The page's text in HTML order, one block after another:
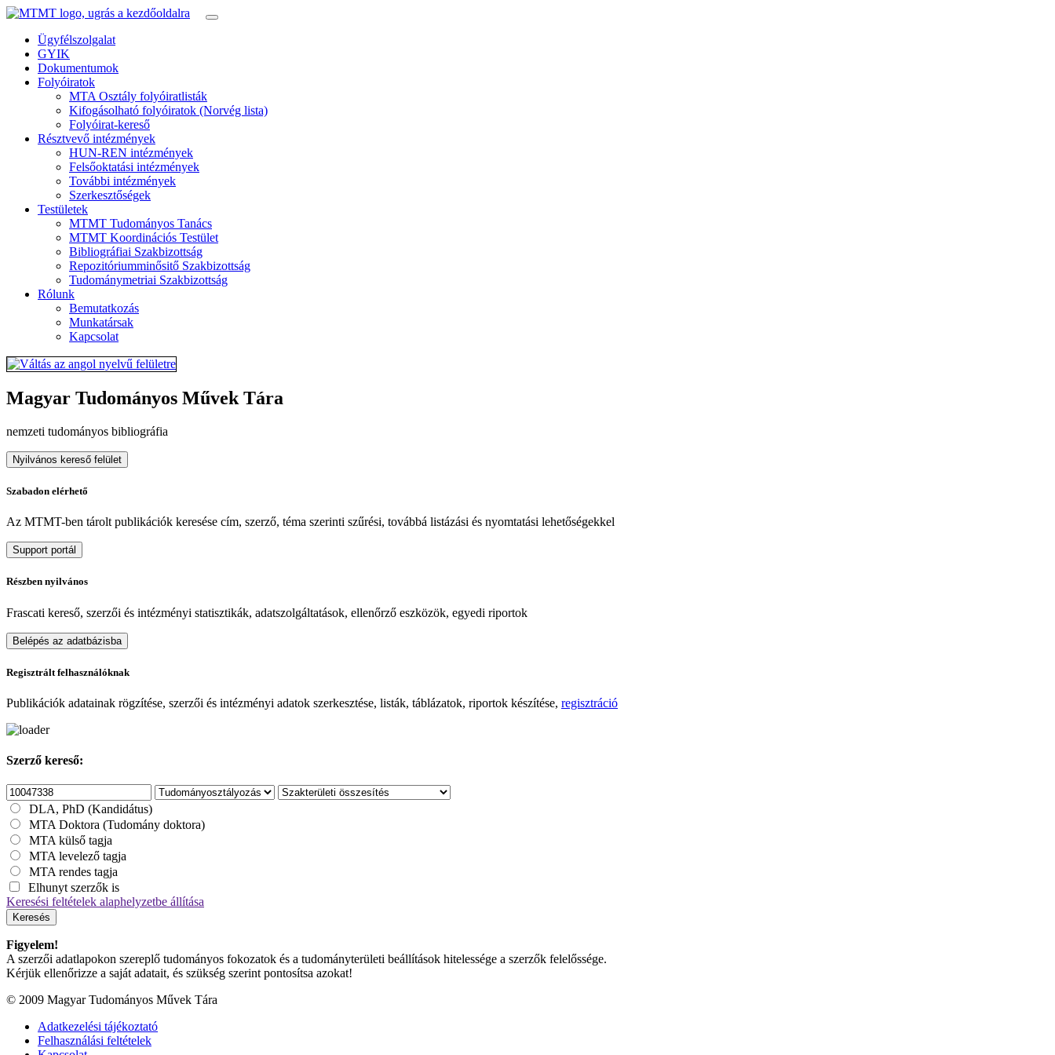
Ügyfélszolgalat
GYIK
Dokumentumok
Folyóiratok
MTA Osztály folyóiratlisták
Kifogásolható folyóiratok (Norvég lista)
Folyóirat-kereső
Résztvevő intézmények
HUN-REN intézmények
Felsőoktatási intézmények
További intézmények
Szerkesztőségek
Testületek
MTMT Tudományos Tanács
MTMT Koordinációs Testület
Bibliográfiai Szakbizottság
Repozitóriumminősitő Szakbizottság
Tudománymetriai Szakbizottság
Rólunk
Bemutatkozás
Munkatársak
Kapcsolat
Magyar Tudományos Művek Tára
nemzeti tudományos bibliográfia
Nyilvános kereső felület
Szabadon elérhető
Az MTMT-ben tárolt publikációk keresése cím, szerző, téma szerinti szűrési, továbbá listázási és nyomtatási lehetőségekkel
Support portál
Részben nyilvános
Frascati kereső, szerzői és intézményi statisztikák, adatszolgáltatások, ellenőrző eszközök, egyedi riportok
Belépés az adatbázisba
Regisztrált felhasználóknak
Publikációk adatainak rögzítése, szerzői és intézményi adatok szerkesztése, listák, táblázatok, riportok készítése, regisztráció
Szerző kereső:
DLA, PhD (Kandidátus)
MTA Doktora (Tudomány doktora)
MTA külső tagja
MTA levelező tagja
MTA rendes tagja
Elhunyt szerzők is
Keresési feltételek alaphelyzetbe állítása
Keresés
Figyelem!
A szerzői adatlapokon szereplő tudományos fokozatok és a tudományterületi beállítások hitelessége a szerzők felelőssége.
Kérjük ellenőrizze a saját adatait, és szükség szerint pontosítsa azokat!
© 2009 Magyar Tudományos Művek Tára
Adatkezelési tájékoztató
Felhasználási feltételek